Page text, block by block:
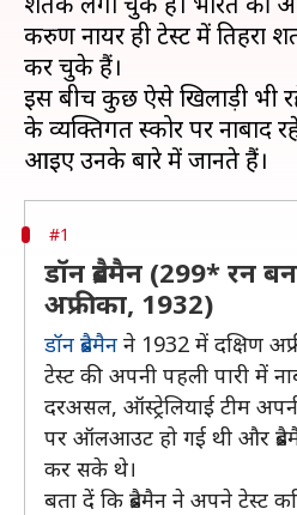
करुण नायर ही टेस्ट में तिहरा
कर चुके हैं।
इस बीच कुछ ऐसे खिलाड़ी भी
के व्यक्तिगत स्कोर पर नाबाद
#1
डॉन ब्रैडमैन (299* रन
अफ्रीका, 1932)
डॉन ब्रैडमैन ने 1932 में दक्षिण
टेस्ट की अपनी पहली पारी में
दरअसल, ऑस्ट्रेलियाई टीम
पर ऑलआउट हो गई थी और
कर सके थे।
बता दें कि ब्रैडमैन ने अपने टेस्ट